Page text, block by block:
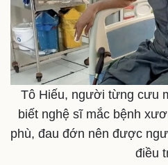
Tin nóng
Tư vấn luật
Tô Hiếu, người từng cưu
biết nghệ sĩ mắc bệnh
phù, đau đớn nên được
điều